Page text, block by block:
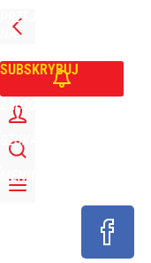
PRZEJDŹ
NA
GŁÓWNĄ
SUBSKRYBUJ
ZALOGUJ
SZUKAJ
MENU